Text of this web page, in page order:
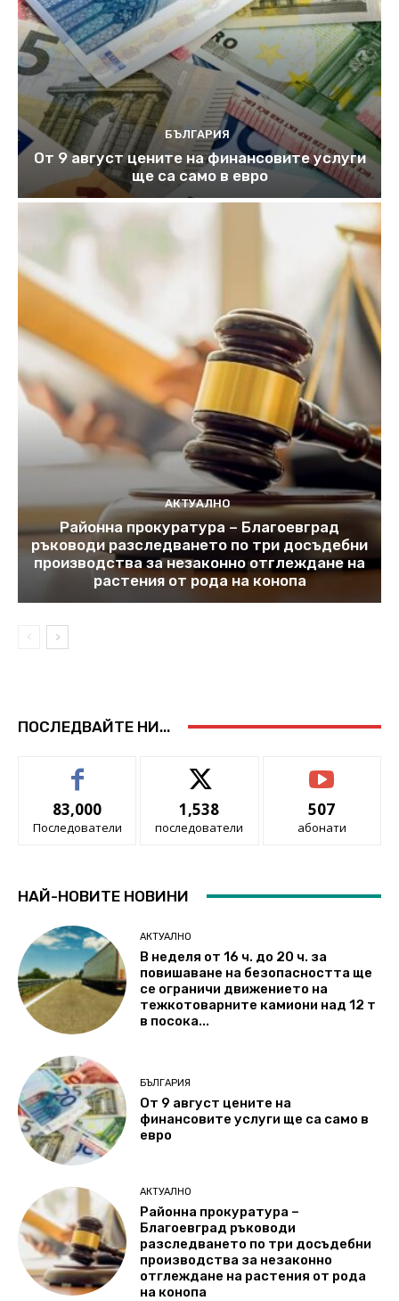
БЪЛГАРИЯ
От 9 август цените на финансовите услуги
ще са само в евро
АКТУАЛНО
Районна прокуратура – Благоевград
ръководи разследването по три досъдебни
производства за незаконно отглеждане на
растения от рода на конопа
ПОСЛЕДВАЙТЕ НИ...
83,000
Последователи
1,538
последователи
507
абонати
НАЙ-НОВИТЕ НОВИНИ
АКТУАЛНО
В неделя от 16 ч. до 20 ч. за
повишаване на безопасността ще
се ограничи движението на
тежкотоварните камиони над 12 т
в посока...
БЪЛГАРИЯ
От 9 август цените на
финансовите услуги ще са само в
евро
АКТУАЛНО
Районна прокуратура –
Благоевград ръководи
разследването по три досъдебни
производства за незаконно
отглеждане на растения от рода
на конопа